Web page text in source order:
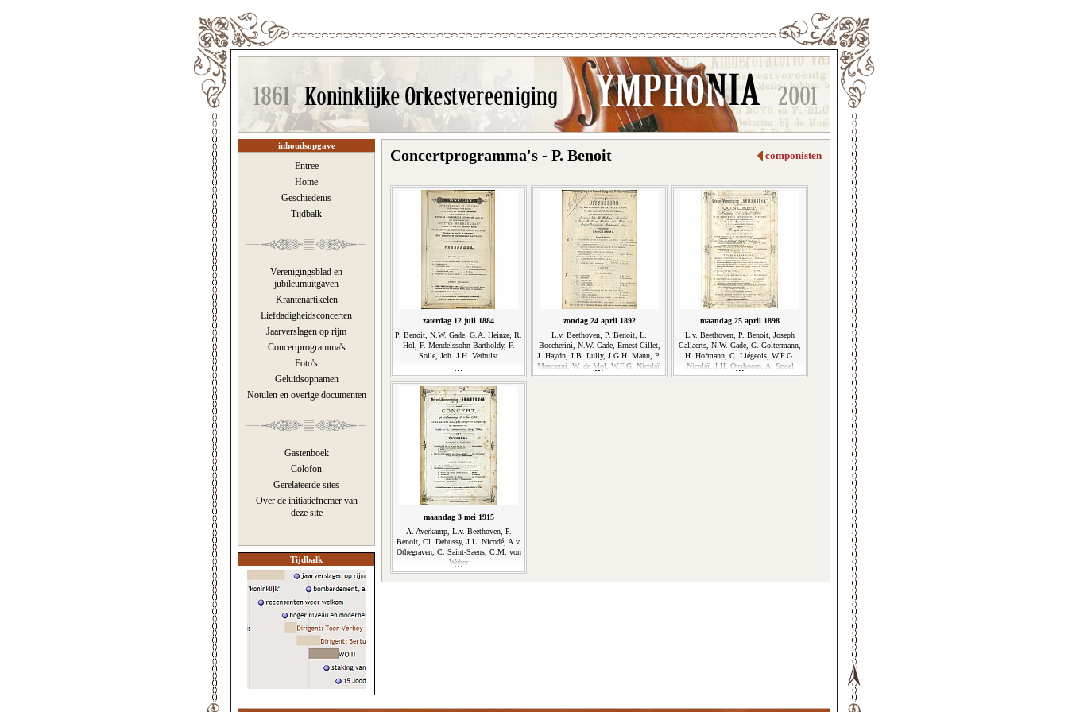
inhoudsopgave
Entree
Home
Geschiedenis
Tijdbalk
Verenigingsblad en
jubileumuitgaven
Krantenartikelen
Liefdadigheidsconcerten
Jaarverslagen op rijm
Concertprogramma's
Foto's
Geluidsopnamen
Notulen en overige documenten
Gastenboek
Colofon
Gerelateerde sites
Over de initiatiefnemer van
deze site
Tijdbalk
componisten
Concertprogramma's - P. Benoit
zaterdag 12 juli 1884
P. Benoit, N.W. Gade, G.A. Heinze, R.
Hol, F. Mendelssohn-Bartholdy, F.
Solle, Joh. J.H. Verhulst
zondag 24 april 1892
L.v. Beethoven, P. Benoit, L.
Boccherini, N.W. Gade, Ernest Gillet,
J. Haydn, J.B. Lully, J.G.H. Mann, P.
Mascagni, W. de Mol, W.F.G. Nicolaï,
Cath. v. Rennes, Joh. J.H. Verhulst
maandag 25 april 1898
L.v. Beethoven, P. Benoit, Joseph
Callaerts, N.W. Gade, G. Goltermann,
H. Hofmann, C. Liégeois, W.F.G.
Nicolaï, J.H. Oushoorn, A. Spoel
maandag 3 mei 1915
A. Averkamp, L.v. Beethoven, P.
Benoit, Cl. Debussy, J.L. Nicodé, A.v.
Othegraven, C. Saint-Saens, C.M. von
Weber